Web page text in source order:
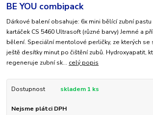
BE YOU combipack
Dárkové balení obsahuje: 6x mini bělící zubní
kartáček CS 5460 Ultrasoft (různé barvy) Jemné a
bělení. Speciální mentolové perličky, ze kterých se
ještě desítky minut po čištění zubů. Hydroxyapatit,
regeneruje zubní sk... celý popis
Dostupnost skladem 1 ks
Nejsme plátci DPH